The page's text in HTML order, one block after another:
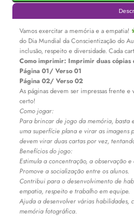
Vamos exercitar a memória e a empatia!
do Dia Mundial da Conscientização do
inclusão, respeito e diversidade. Cada
Como imprimir: Imprimir duas cópias
Página 01/ Verso 01
Página 02/ Verso 02
As páginas devem ser impressas frente
certo!
Como jogar:
Para brincar de jogo da memória, basta
uma superfície plana e virar as imagens
devem virar duas cartas por vez,
Benefícios do jogo:
Estimula a concentração, a observação e
Promove a socialização entre os alunos.
Contribui para o desenvolvimento de
empatia, respeito e trabalho em equipe.
Ajuda a desenvolver várias habilidades,
memória fotográfica.